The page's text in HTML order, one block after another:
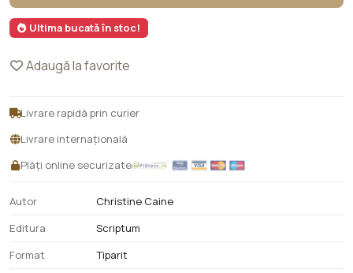
Ultima bucată în stoc!
Adaugă la favorite
Livrare rapidă prin curier
Livrare internațională
Plăți online securizate
Autor
Christine Caine
Editura
Scriptum
Format
Tiparit